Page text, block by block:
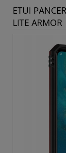
ETUI
LITE ARMOR